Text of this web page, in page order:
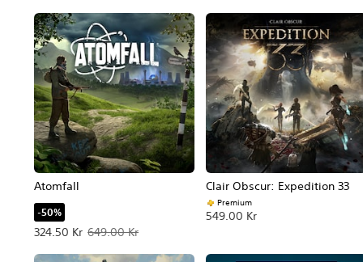
Atomfall
-50%
324.50 Kr
Erbjudande: 324.50 Kr Originalpris: 649.00 Kr.
649.00 Kr
Clair Obscur: Expedition 33
Premium
549.00 Kr